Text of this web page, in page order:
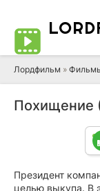
LORD
Лордфильм »
Похищение
Президент
целью выкупа. В